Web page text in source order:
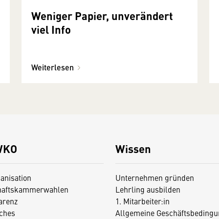
Weniger Papier, unverändert
viel Info
Weiterlesen
Wissen
Unternehmen gründen
Lehrling ausbilden
1. Mitarbeiter:in
Allgemeine